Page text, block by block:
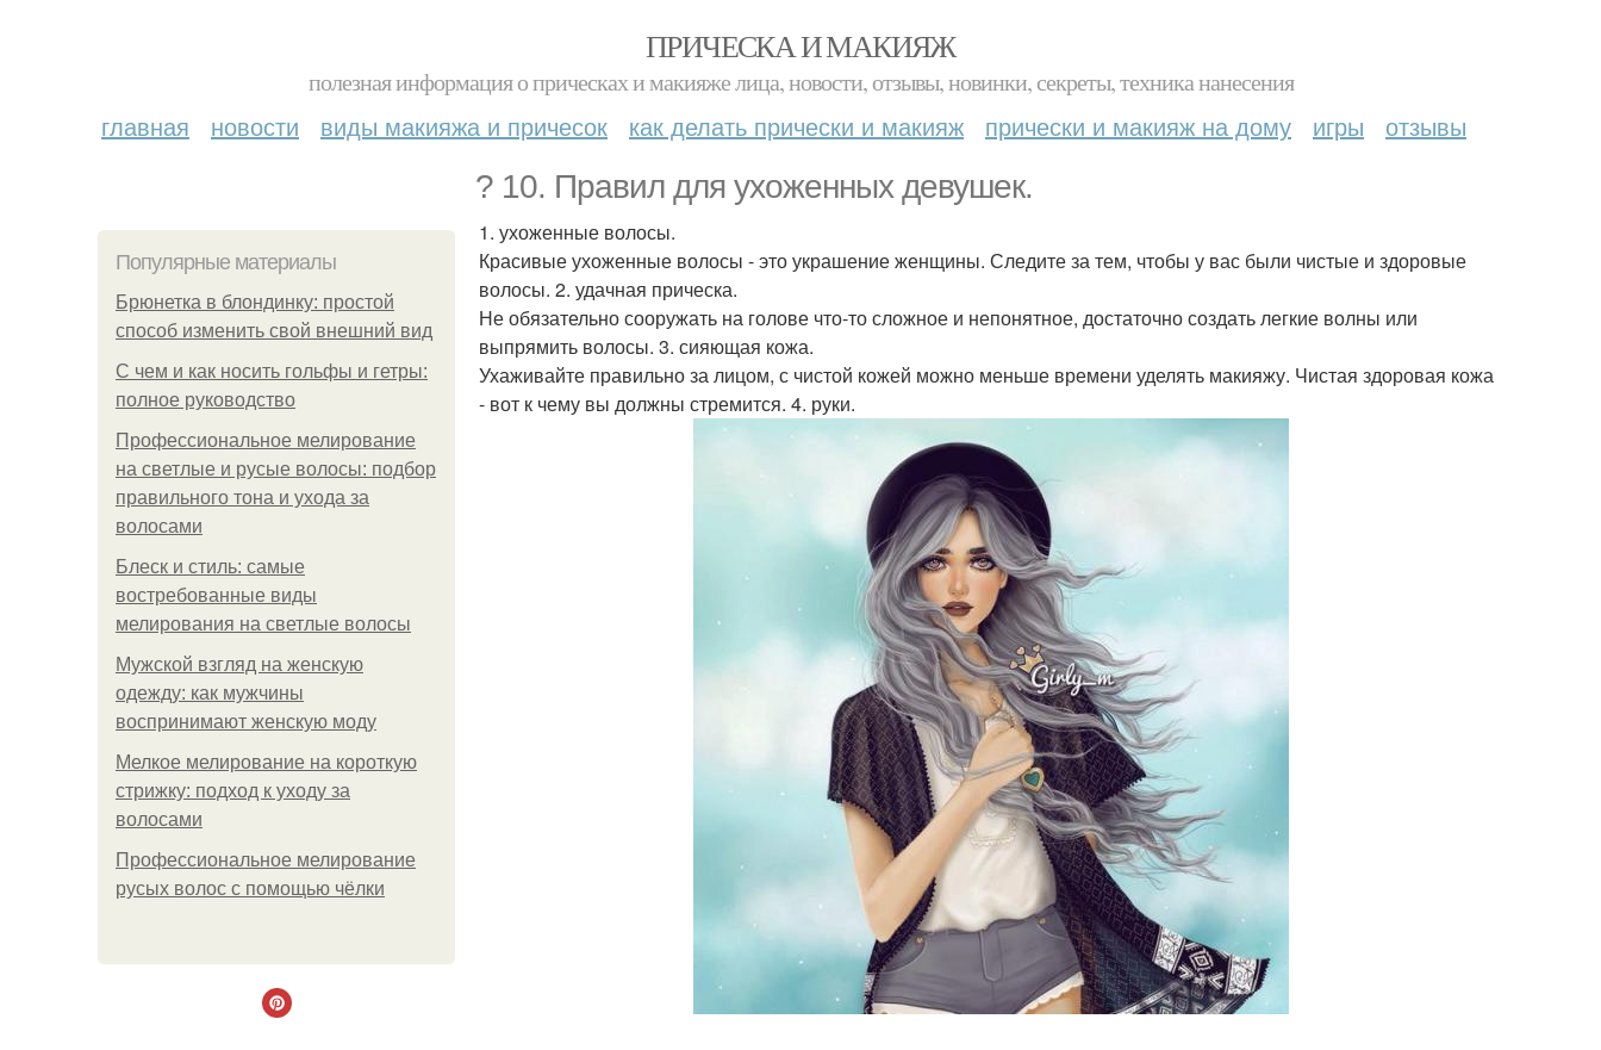
ПРИЧЕСКА И МАКИЯЖ
полезная информация о прическах и макияже лица, новости, отзывы, новинки, секреты, техника нанесения
главная новости виды макияжа и причесок как делать прически и макияж прически и макияж на дому игры отзывы
? 10. Правил для ухоженных девушек.
Популярные материалы
Брюнетка в блондинку: простой
способ изменить свой внешний вид
С чем и как носить гольфы и гетры:
полное руководство
Профессиональное мелирование
на светлые и русые волосы: подбор
правильного тона и ухода за
волосами
Блеск и стиль: самые
востребованные виды
мелирования на светлые волосы
Мужской взгляд на женскую
одежду: как мужчины
воспринимают женскую моду
Мелкое мелирование на короткую
стрижку: подход к уходу за
волосами
Профессиональное мелирование
русых волос с помощью чёлки
1. ухоженные волосы.
Красивые ухоженные волосы - это украшение женщины. Следите за тем, чтобы у вас были чистые и здоровые
волосы. 2. удачная прическа.
Не обязательно сооружать на голове что-то сложное и непонятное, достаточно создать легкие волны или
выпрямить волосы. 3. сияющая кожа.
Ухаживайте правильно за лицом, с чистой кожей можно меньше времени уделять макияжу. Чистая здоровая кожа
- вот к чему вы должны стремится. 4. руки.